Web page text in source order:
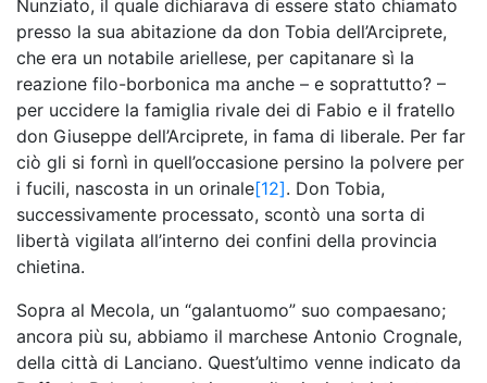
Nunziato, il quale dichiarava di essere stato chiamato
presso la sua abitazione da don Tobia dell’Arciprete,
che era un notabile ariellese, per capitanare sì la
reazione filo-borbonica ma anche – e soprattutto? –
per uccidere la famiglia rivale dei di Fabio e il fratello
don Giuseppe dell’Arciprete, in fama di liberale. Per far
ciò gli si fornì in quell’occasione persino la polvere per
i fucili, nascosta in un orinale[12]. Don Tobia,
successivamente processato, scontò una sorta di
libertà vigilata all’interno dei confini della provincia
chietina.
Sopra al Mecola, un “galantuomo” suo compaesano;
ancora più su, abbiamo il marchese Antonio Crognale,
della città di Lanciano. Quest’ultimo venne indicato da